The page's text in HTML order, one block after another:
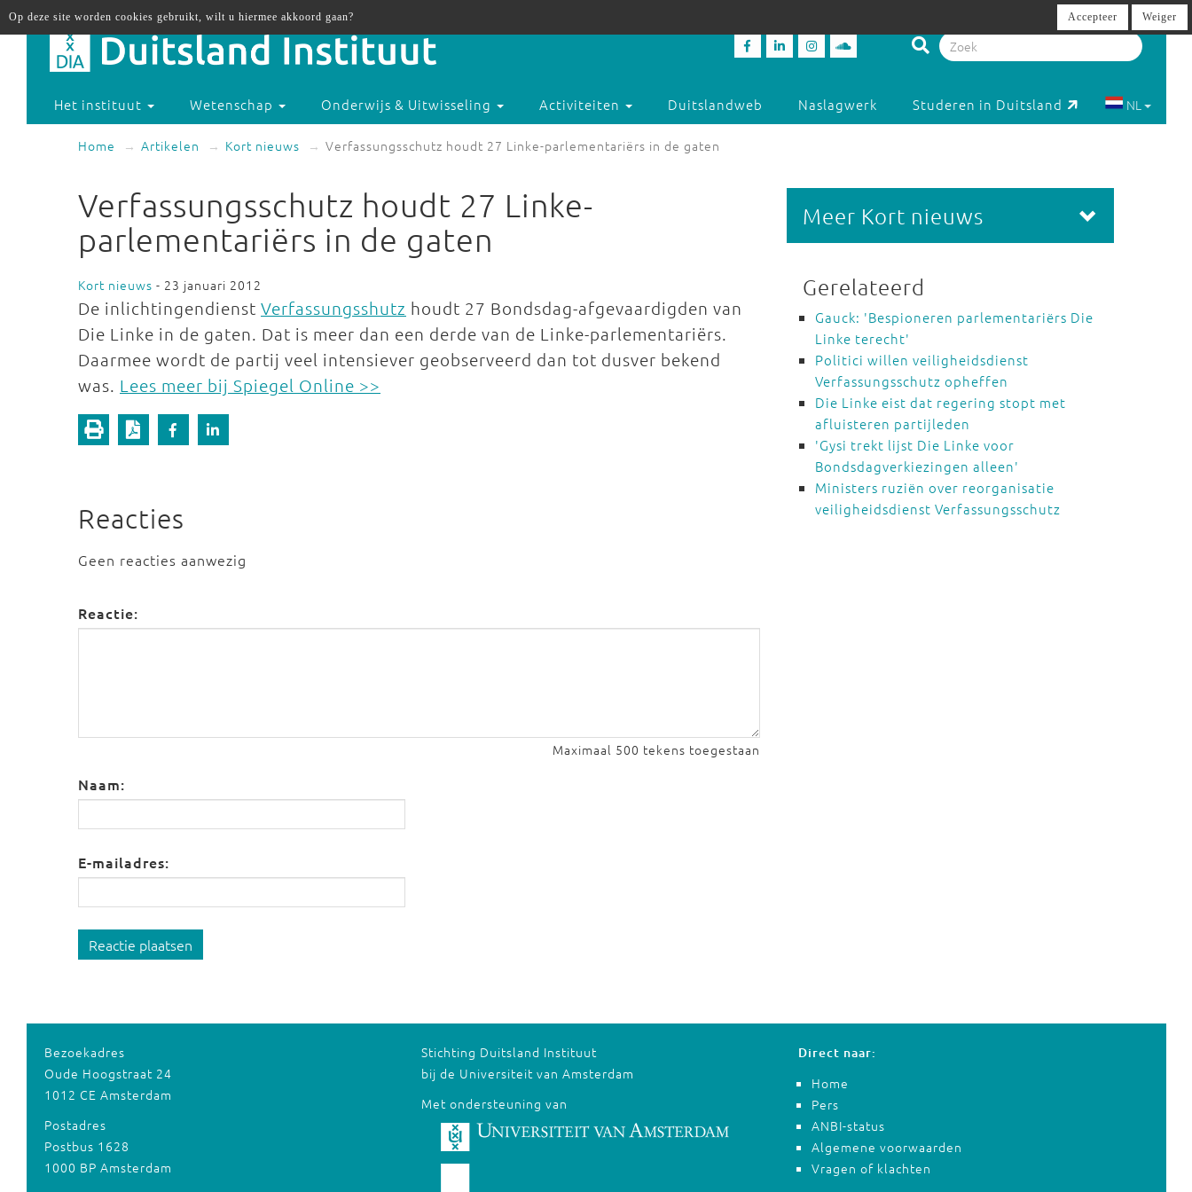
Het instituut Wetenschap Onderwijs & Uitwisseling Activiteiten Duitslandweb Naslagwerk Studeren in Duitsland NL
Home Artikelen Kort nieuws Verfassungsschutz houdt 27 Linke-parlementariërs in de gaten
Verfassungsschutz houdt 27 Linke-
parlementariërs in de gaten
Kort nieuws - 23 januari 2012
De inlichtingendienst Verfassungsshutz houdt 27 Bondsdag-afgevaardigden van
Die Linke in de gaten. Dat is meer dan een derde van de Linke-parlementariërs.
Daarmee wordt de partij veel intensiever geobserveerd dan tot dusver bekend
was. Lees meer bij Spiegel Online >>
Reacties
Geen reacties aanwezig
Reactie:
Maximaal 500 tekens toegestaan
Naam:
E-mailadres:
Reactie plaatsen
Meer Kort nieuws
Gerelateerd
Gauck: 'Bespioneren parlementariërs Die
Linke terecht'
Politici willen veiligheidsdienst
Verfassungsschutz opheffen
Die Linke eist dat regering stopt met
afluisteren partijleden
'Gysi trekt lijst Die Linke voor
Bondsdagverkiezingen alleen'
Ministers ruziën over reorganisatie
veiligheidsdienst Verfassungsschutz
Bezoekadres
Oude Hoogstraat 24
1012 CE Amsterdam
Postadres
Postbus 1628
1000 BP Amsterdam
Stichting Duitsland Instituut
bij de Universiteit van Amsterdam
Met ondersteuning van
Direct naar:
Home
Pers
ANBI-status
Algemene voorwaarden
Vragen of klachten
Op deze site worden cookies gebruikt, wilt u hiermee akkoord gaan? Accepteer Weiger